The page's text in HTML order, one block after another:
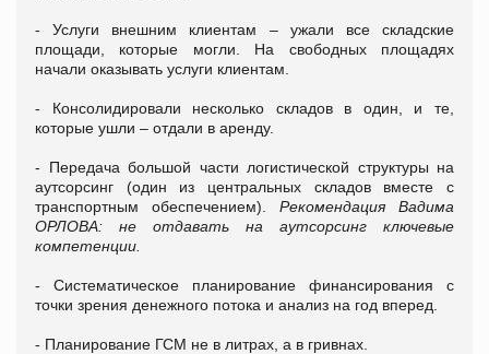
- Услуги внешним клиентам – ужали все складские
площади, которые могли. На свободных площадях
начали оказывать услуги клиентам.
- Консолидировали несколько складов в один, и те,
которые ушли – отдали в аренду.
- Передача большой части логистической структуры на
аутсорсинг (один из центральных складов вместе с
транспортным обеспечением). Рекомендация Вадима
ОРЛОВА: не отдавать на аутсорсинг ключевые
компетенции.
- Систематическое планирование финансирования с
точки зрения денежного потока и анализ на год вперед.
- Планирование ГСМ не в литрах, а в гривнах.